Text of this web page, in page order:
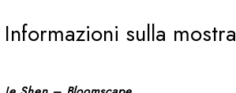
Informazioni sulla mostra